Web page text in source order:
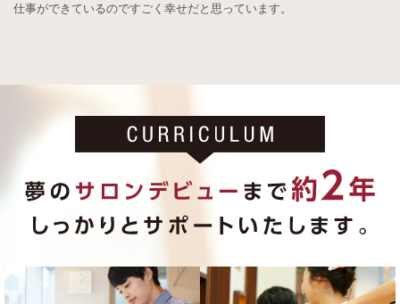
仕事ができているのですごく幸せだと思っています。